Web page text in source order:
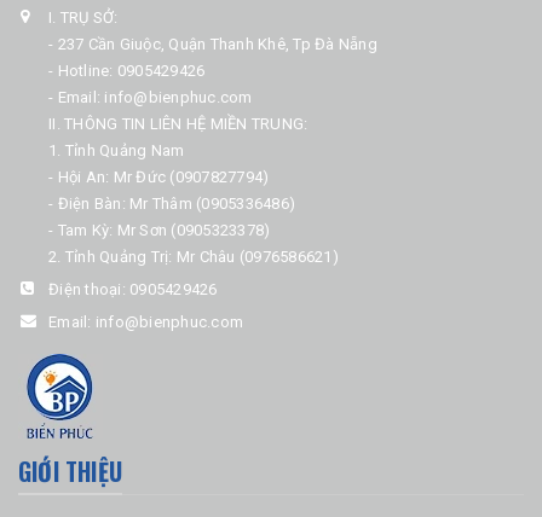
I. TRỤ SỞ:
- 237 Cần Giuộc, Quận Thanh Khê, Tp Đà Nẵng
- Hotline: 0905429426
- Email: info@bienphuc.com
II. THÔNG TIN LIÊN HỆ MIỀN TRUNG:
1. Tỉnh Quảng Nam
- Hội An: Mr Đức (0907827794)
- Điện Bàn: Mr Thâm (0905336486)
- Tam Kỳ: Mr Sơn (0905323378)
2. Tỉnh Quảng Trị: Mr Châu (0976586621)
Điện thoại: 0905429426
Email: info@bienphuc.com
GIỚI THIỆU